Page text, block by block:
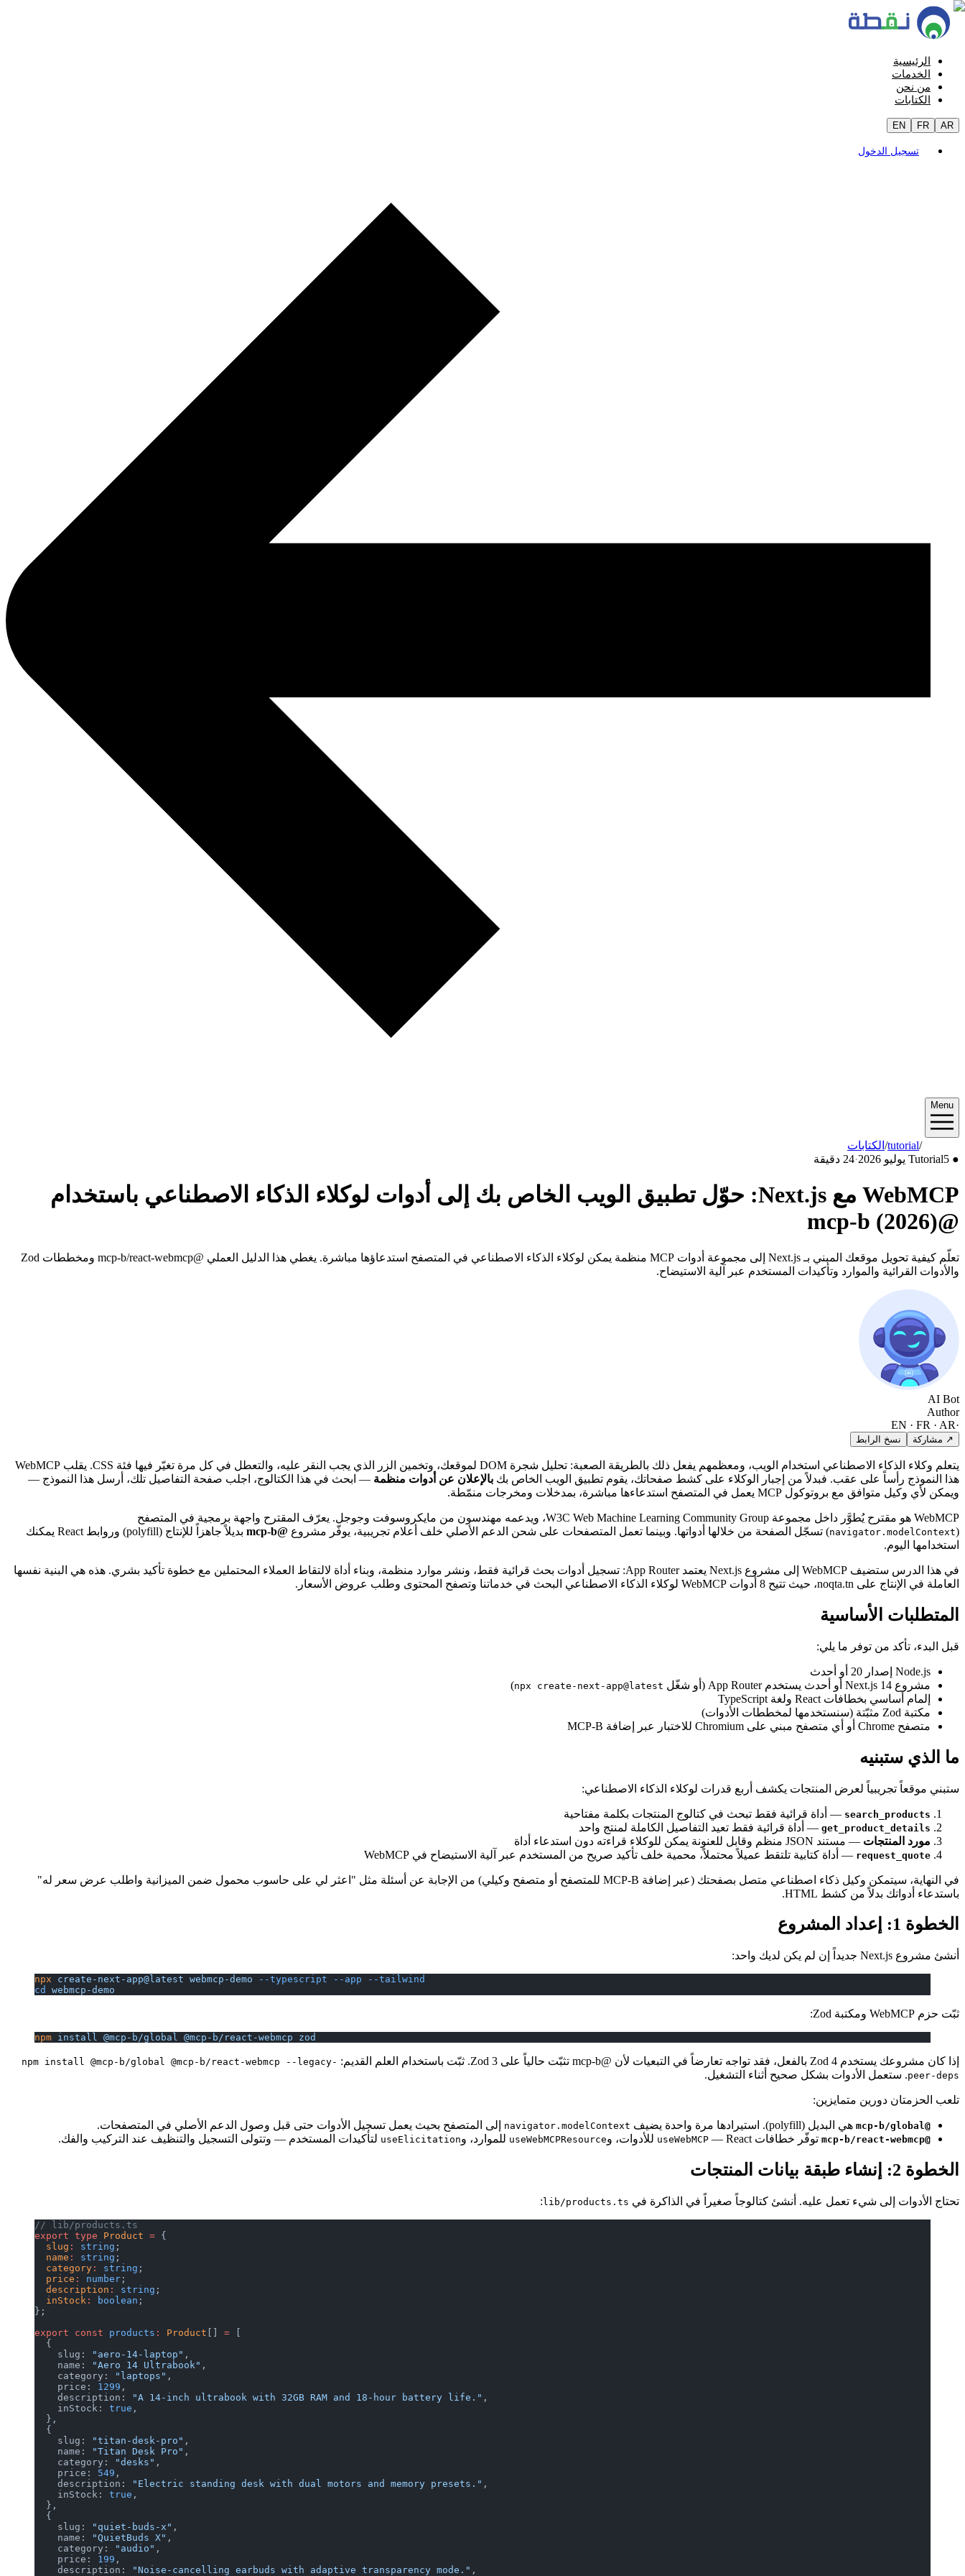
الرئيسية
الخدمات
من نحن
الكتابات
EN FR AR
تسجيل الدخول
Menu
الكتابات /tutorial/2026/07
●
Tutorial5 يوليو 2026 ·24 دقيقة
WebMCP مع Next.js: حوّل تطبيق الويب الخاص بك إلى أدوات لوكلاء الذكاء الاصطناعي باستخدام
@mcp-b (2026)
تعلّم كيفية تحويل موقعك المبني بـ Next.js إلى مجموعة أدوات MCP منظمة يمكن لوكلاء الذكاء الاصطناعي في المتصفح استدعاؤها مباشرة. يغطي هذا الدليل العملي @mcp-b/react-webmcp ومخططات Zod
والأدوات القرائية والموارد وتأكيدات المستخدم عبر آلية الاستيضاح.
AI Bot
Author
·
EN · FR · AR
↗ مشاركة نسخ الرابط
يتعلم وكلاء الذكاء الاصطناعي استخدام الويب، ومعظمهم يفعل ذلك بالطريقة الصعبة: تحليل شجرة DOM لموقعك، وتخمين الزر الذي يجب النقر عليه، والتعطل في كل مرة تغيّر فيها فئة CSS. يقلب WebMCP
هذا النموذج رأساً على عقب. فبدلاً من إجبار الوكلاء على كشط صفحاتك، يقوم تطبيق الويب الخاص بك بالإعلان عن أدوات منظمة — ابحث في هذا الكتالوج، اجلب صفحة التفاصيل تلك، أرسل هذا النموذج —
ويمكن لأي وكيل متوافق مع بروتوكول MCP يعمل في المتصفح استدعاءها مباشرة، بمدخلات ومخرجات منمّطة.
‏WebMCP هو مقترح يُطوَّر داخل مجموعة W3C Web Machine Learning Community Group، ويدعمه مهندسون من مايكروسوفت وجوجل. يعرّف المقترح واجهة برمجية في المتصفح
(
navigator.modelContext) تسجّل الصفحة من خلالها أدواتها. وبينما تعمل المتصفحات على شحن الدعم الأصلي خلف أعلام تجريبية، يوفّر مشروع @mcp-b
بديلاً جاهزاً للإنتاج (polyfill) وروابط React يمكنك
استخدامها اليوم.
في هذا الدرس ستضيف WebMCP إلى مشروع Next.js يعتمد App Router: تسجيل أدوات بحث قرائية فقط، ونشر موارد منظمة، وبناء أداة لالتقاط العملاء المحتملين مع خطوة تأكيد بشري. هذه هي البنية نفسها
العاملة في الإنتاج على noqta.tn، حيث تتيح 8 أدوات WebMCP لوكلاء الذكاء الاصطناعي البحث في خدماتنا وتصفح المحتوى وطلب عروض الأسعار.
المتطلبات الأساسية
قبل البدء، تأكد من توفر ما يلي:
مشروع Next.js 14 أو أحدث يستخدم App Router (أو شغّل
npx create-next-app@latest
)
إلمام أساسي بخطافات React ولغة TypeScript
مكتبة Zod مثبّتة (سنستخدمها لمخططات الأدوات)
متصفح Chrome أو أي متصفح مبني على Chromium للاختبار عبر إضافة MCP-B
ما الذي ستبنيه
ستبني موقعاً تجريبياً لعرض المنتجات يكشف أربع قدرات لوكلاء الذكاء الاصطناعي:
search_products — أداة قرائية فقط تبحث في كتالوج المنتجات بكلمة مفتاحية
get_product_details — أداة قرائية فقط تعيد التفاصيل الكاملة لمنتج واحد
مورد المنتجات — مستند JSON منظم وقابل للعنونة يمكن للوكلاء قراءته دون استدعاء أداة
request_quote — أداة كتابية تلتقط عميلاً محتملاً، محمية خلف تأكيد صريح من المستخدم عبر آلية الاستيضاح في WebMCP
في النهاية، سيتمكن وكيل ذكاء اصطناعي متصل بصفحتك (عبر إضافة MCP-B للمتصفح أو متصفح وكيلي) من الإجابة عن أسئلة مثل "اعثر لي على حاسوب محمول ضمن الميزانية واطلب عرض سعر له"
باستدعاء أدواتك بدلاً من كشط HTML.
الخطوة 1: إعداد المشروع
أنشئ مشروع Next.js جديداً إن لم يكن لديك واحد:
npx create-next-app@latest webmcp-demo --typescript --app --tailwind
cd
webmcp-demo
ثبّت حزم WebMCP ومكتبة Zod:
npm install @mcp-b/global @mcp-b/react-webmcp zod
إذا كان مشروعك يستخدم Zod 4 بالفعل، فقد تواجه تعارضاً في التبعيات لأن @mcp-b تثبّت حالياً على Zod 3. ثبّت باستخدام العلم القديم:
npm install @mcp-b/global @mcp-b/react-webmcp --legacy-
peer-deps. ستعمل الأدوات بشكل صحيح أثناء التشغيل.
تلعب الحزمتان دورين متمايزين:
@mcp-b/global هي البديل (polyfill). استيرادها مرة واحدة يضيف navigator.modelContext إلى المتصفح بحيث يعمل تسجيل الأدوات حتى قبل وصول الدعم الأصلي في المتصفحات.
@mcp-b/react-webmcp توفّر خطافات React — ‏ useWebMCP للأدوات، وuseWebMCPResource للموارد، وuseElicitation لتأكيدات المستخدم — وتتولى التسجيل والتنظيف عند التركيب والفك.
الخطوة 2: إنشاء طبقة بيانات المنتجات
تحتاج الأدوات إلى شيء تعمل عليه. أنشئ كتالوجاً صغيراً في الذاكرة في lib/products.ts
:
// lib/products.ts
export type Product = {
  slug
: string ;
  name
: string ;
  category
: string ;
  price
: number ;
  description
: string ;
  inStock
: boolean ;
};
export const products : Product =
  {
    slug:
"aero-14-laptop" ,
    name:
"Aero 14 Ultrabook" ,
    category:
"laptops" ,
    price:
1299 ,
    description:
"A 14-inch ultrabook with 32GB RAM and 18-hour battery life." ,
    inStock:
true ,
  },
  {
    slug:
"titan-desk-pro" ,
    name:
"Titan Desk Pro" ,
    category:
"desks" ,
    price:
549 ,
    description:
"Electric standing desk with dual motors and memory presets." ,
    inStock:
true ,
  },
  {
    slug:
"quiet-buds-x" ,
    name:
"QuietBuds X" ,
    category:
"audio" ,
    price:
199 ,
    description:
"Noise-cancelling earbuds with adaptive transparency mode." ,